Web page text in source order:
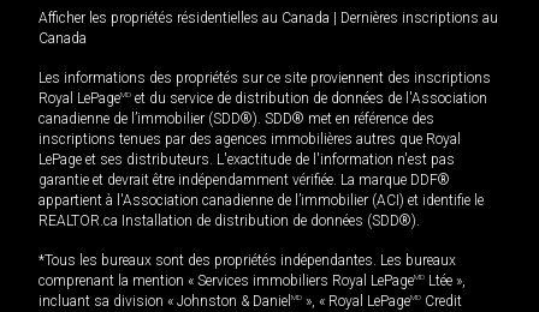
Afficher les propriétés résidentielles au Canada
Dernières inscriptions au
Canada
Les informations des propriétés sur ce site proviennent des inscriptions
Royal LePageMD et du service de distribution de données de l'Association
canadienne de l’immobilier (SDD®). SDD® met en référence des
inscriptions tenues par des agences immobilières autres que Royal
LePage et ses distributeurs. L'exactitude de l'information n'est pas
garantie et devrait être indépendamment vérifiée. La marque DDF®
appartient à l'Association canadienne de l’immobilier (ACI) et identifie le
REALTOR.ca Installation de distribution de données (SDD®).
*Tous les bureaux sont des propriétés indépendantes. Les bureaux
comprenant la mention « Services immobiliers Royal LePageMD Ltée »,
incluant sa division « Johnston & Daniel MD », « Royal LePageMD Credit